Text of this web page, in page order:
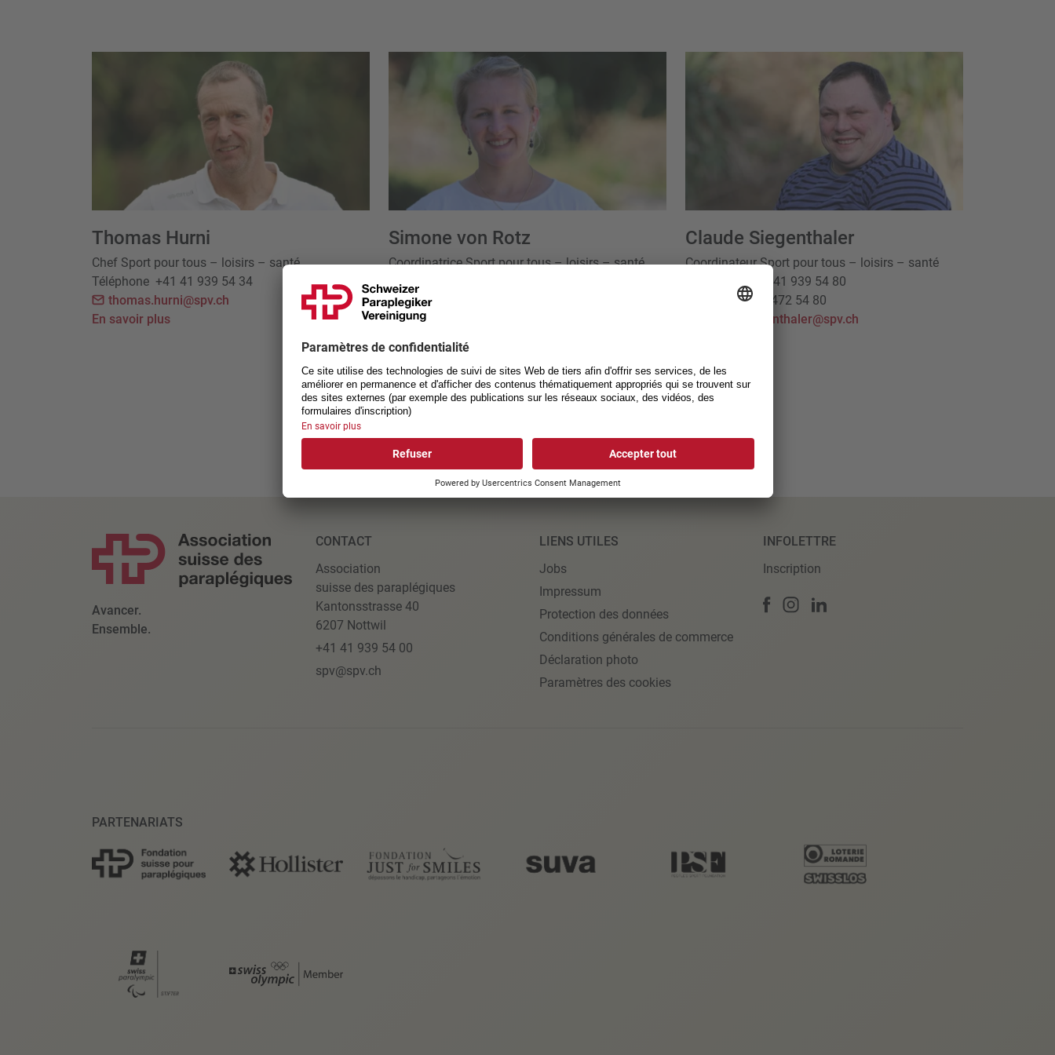
Thomas Hurni
Chef Sport pour tous – loisirs – santé
Téléphone +41 41 939 54 34
thomas.hurni@spv.ch
En savoir plus
Simone von Rotz
Coordinatrice Sport pour tous – loisirs – santé
Téléphone
simone.vonrotz@spv.ch
Claude Siegenthaler
Coordinateur Sport pour tous – loisirs – santé
+41 41 939 54 80
+41 76 472 54 80
claude.siegenthaler@spv.ch
Avancer.
Ensemble.
CONTACT
Association
suisse des paraplégiques
Kantonsstrasse 40
6207 Nottwil
+41 41 939 54 00
spv@spv.ch
LIENS UTILES
Jobs
Impressum
Protection des données
Conditions générales de commerce
Déclaration photo
Paramètres des cookies
INFOLETTRE
Inscription
PARTENARIATS